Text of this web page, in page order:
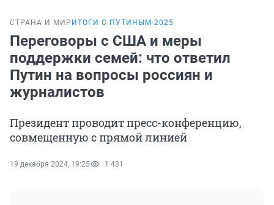
СТРАНА И МИР ИТОГИ С ПУТИНЫМ-2025
Переговоры с США и меры
поддержки семей: что ответил
Путин на вопросы россиян и
журналистов
Президент проводит пресс-конференцию,
совмещенную с прямой линией
19 декабря 2024, 19:25 1 431